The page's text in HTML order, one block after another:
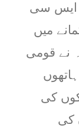
ایس سی
میں
نے قومی
کی
کی